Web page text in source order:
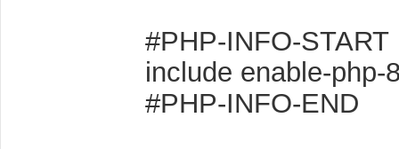
#PHP-INFO-START
include enable-php-
#PHP-INFO-END